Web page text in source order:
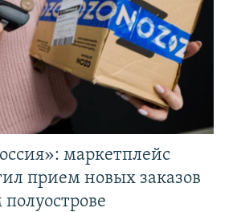
маркетплейс
прием новых заказов